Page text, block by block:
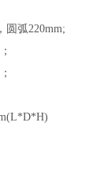
圆弧220mm;